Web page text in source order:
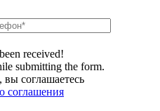
received!
submitting the form.
соглашаетесь
соглашения